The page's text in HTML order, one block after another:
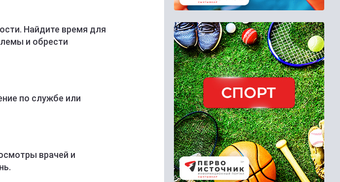
Найдите время для
и обрести
по службе или
врачей и